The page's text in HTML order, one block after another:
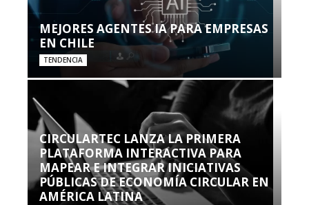
MEJORES AGENTES IA PARA EMPRESAS
EN CHILE
TENDENCIA
CIRCULARTEC LANZA LA PRIMERA
PLATAFORMA INTERACTIVA PARA
MAPEAR E INTEGRAR INICIATIVAS
PÚBLICAS DE ECONOMÍA CIRCULAR EN
AMÉRICA LATINA